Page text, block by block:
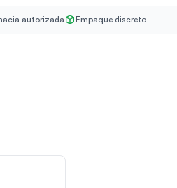
autorizada Empaque discreto